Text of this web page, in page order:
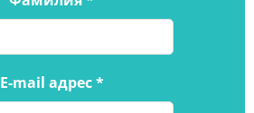
E-mail адрес*